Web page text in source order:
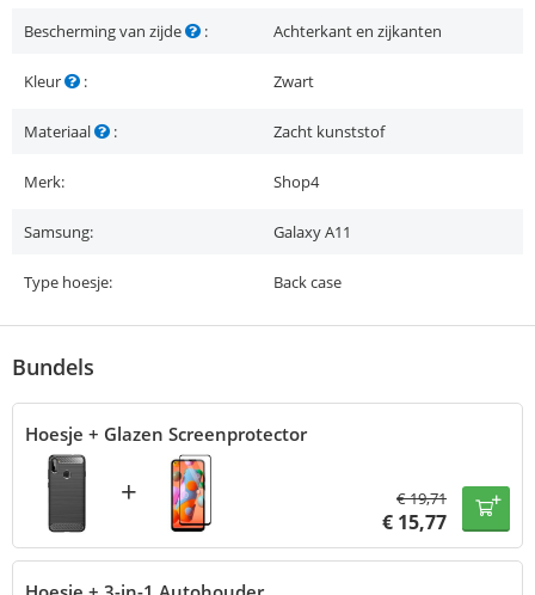
Bescherming van zijde : Achterkant en zijkanten
Kleur : Zwart
Materiaal : Zacht kunststof
Merk: Shop4
Samsung: Galaxy A11
Type hoesje: Back case
Bundels
Hoesje + Glazen Screenprotector
+ €19,71
€ 15,77